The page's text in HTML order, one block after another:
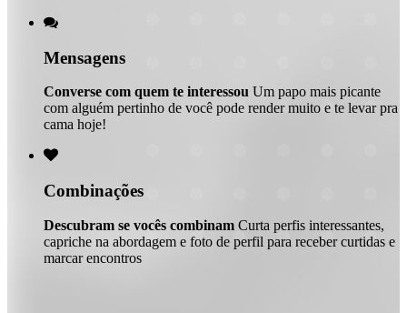

Mensagens
Converse com quem te interessou Um papo mais picante
com alguém pertinho de você pode render muito e te levar pra
cama hoje!

Combinações
Descubram se vocês combinam Curta perfis interessantes,
capriche na abordagem e foto de perfil para receber curtidas e
marcar encontros